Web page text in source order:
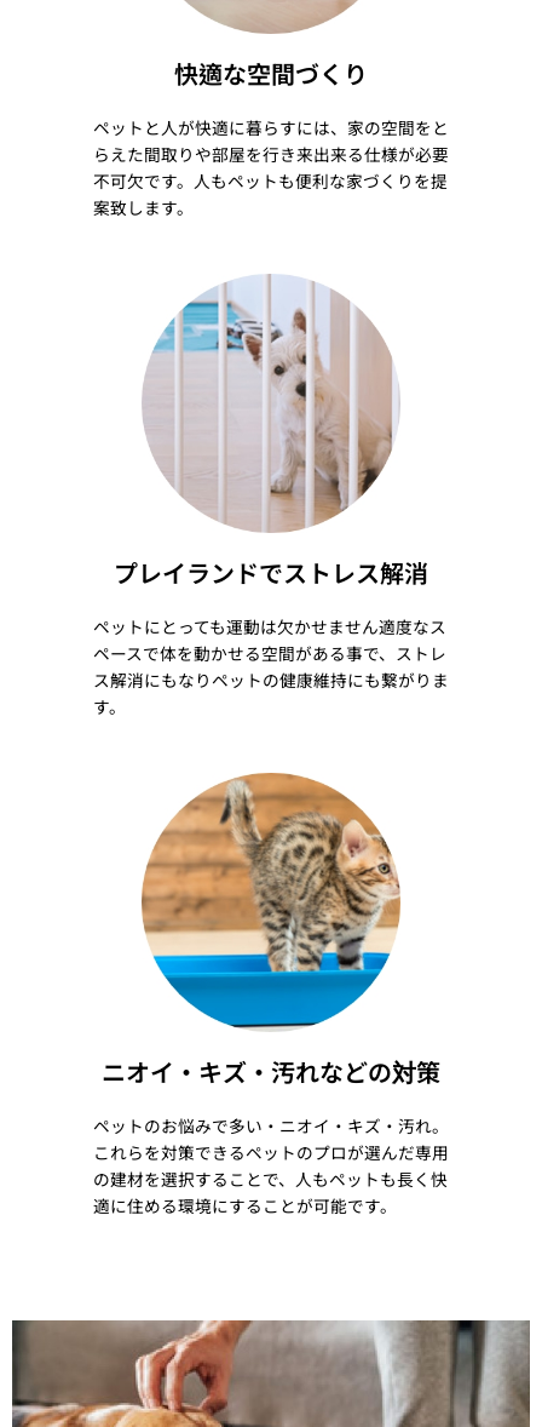
快適な空間づくり
ペットと人が快適に暮らすには、家の空間をと
らえた間取りや部屋を行き来出来る仕様が必要
不可欠です。人もペットも便利な家づくりを提
案致します。
プレイランドでストレス解消
ペットにとっても運動は欠かせません適度なス
ペースで体を動かせる空間がある事で、ストレ
ス解消にもなりペットの健康維持にも繋がりま
す。
ニオイ・キズ・汚れなどの対策
ペットのお悩みで多い・ニオイ・キズ・汚れ。
これらを対策できるペットのプロが選んだ専用
の建材を選択することで、人もペットも長く快
適に住める環境にすることが可能です。